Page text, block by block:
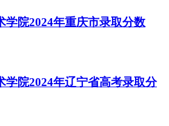
学院2024年重庆市录取分数
学院2024年辽宁省高考录取分